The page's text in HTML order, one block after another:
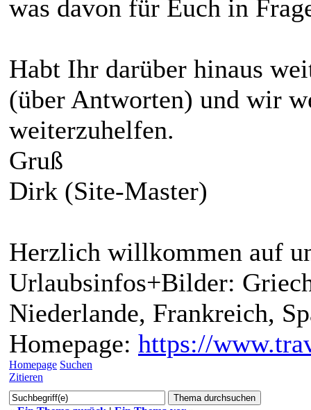
was davon für Euch in
Habt Ihr darüber hinaus
(über Antworten) und wir
weiterzuhelfen.
Gruß
Dirk (Site-Master)
Herzlich willkommen auf
Urlaubsinfos+Bilder:
Niederlande, Frankreich,
Homepage: https://
Homepage Suchen
Zitieren